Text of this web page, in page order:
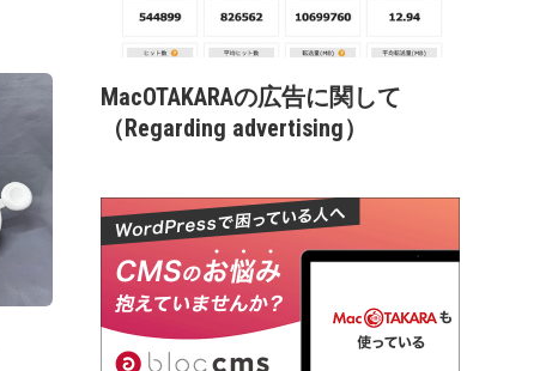
MacOTAKARAの広告に関して
（Regarding advertising）